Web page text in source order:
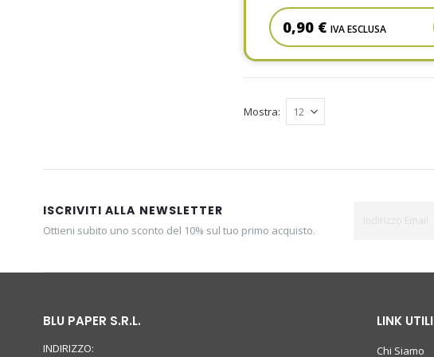
0,90 € IVA ESCLUSA
Mostra
ISCRIVITI ALLA NEWSLETTER
Ottieni subito uno sconto del 10% sul tuo primo acquisto.
BLU PAPER S.R.L.
INDIRIZZO:
LINK UTILI
Chi Siamo